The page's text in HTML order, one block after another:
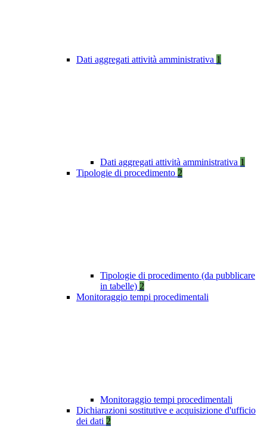
Dati aggregati attività amministrativa 1
Dati aggregati attività amministrativa 1
Tipologie di procedimento 2
Tipologie di procedimento (da pubblicare
in tabelle) 2
Monitoraggio tempi procedimentali
Monitoraggio tempi procedimentali
Dichiarazioni sostitutive e acquisizione d'ufficio
dei dati 2